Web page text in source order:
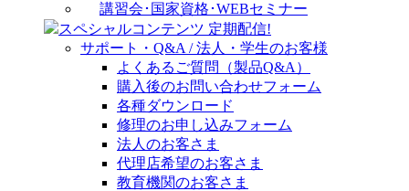
講習会･国家資格･WEBセミナー
スペシャルコンテンツ 定期配信!
サポート・Q&A / 法人・学生のお客様
よくあるご質問（製品Q&A）
購入後のお問い合わせフォーム
各種ダウンロード
修理のお申し込みフォーム
法人のお客さま
代理店希望のお客さま
教育機関のお客さま